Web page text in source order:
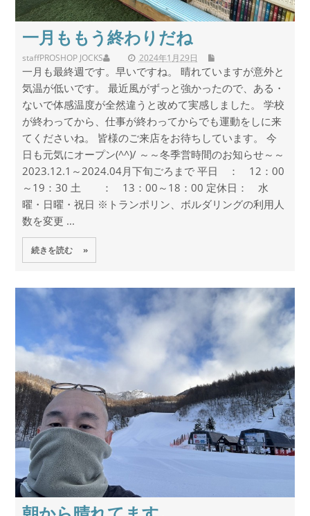
一月ももう終わりだね
staff 2024年1月29日
PROSHOP JOCKS
一月も最終週です。早いですね。 晴れていますが意外と
気温が低いです。 最近風がずっと強かったので、ある・
ないで体感温度が全然違うと改めて実感しました。 学校
が終わってから、仕事が終わってからでも運動をしに来
てくださいね。 皆様のご来店をお待ちしています。 今
日も元気にオープン(^^)/ ～～冬季営時間のお知らせ～～
2023.12.1～2024.04月下旬ごろまで 平日 ： 12：00
～19：30 土 ： 13：00～18：00 定休日： 水
曜・日曜・祝日 ※トランポリン、ボルダリングの利用人
数を変更 ...
続きを読む »